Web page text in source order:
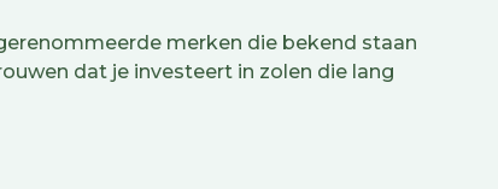
merken die bekend staan
dat je investeert in zolen die lang